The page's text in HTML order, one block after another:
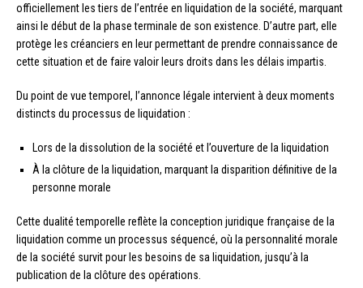
officiellement les tiers de l’entrée en liquidation de la société, marquant
ainsi le début de la phase terminale de son existence. D’autre part, elle
protège les créanciers en leur permettant de prendre connaissance de
cette situation et de faire valoir leurs droits dans les délais impartis.
Du point de vue temporel, l’annonce légale intervient à deux moments
distincts du processus de liquidation :
Lors de la dissolution de la société et l’ouverture de la liquidation
À la clôture de la liquidation, marquant la disparition définitive de la
personne morale
Cette dualité temporelle reflète la conception juridique française de la
liquidation comme un processus séquencé, où la personnalité morale
de la société survit pour les besoins de sa liquidation, jusqu’à la
publication de la clôture des opérations.